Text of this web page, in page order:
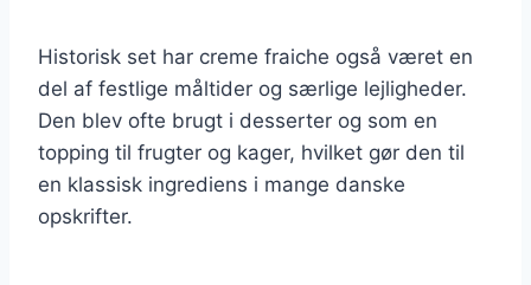
Historisk set har creme fraiche også været en
del af festlige måltider og særlige lejligheder.
Den blev ofte brugt i desserter og som en
topping til frugter og kager, hvilket gør den til
en klassisk ingrediens i mange danske
opskrifter.